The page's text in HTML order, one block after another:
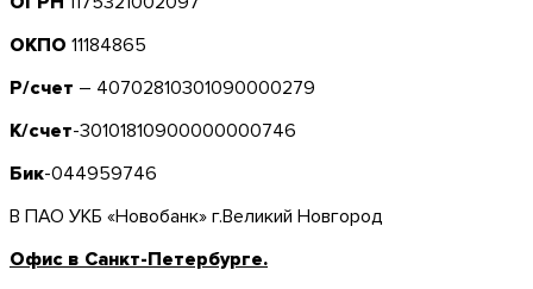
ОКПО 11184865
Р/счет – 40702810301090000279
К/счет-30101810900000000746
Бик-044959746
В ПАО УКБ «Новобанк» г.Великий Новгород
Офис в Санкт-Петербурге.